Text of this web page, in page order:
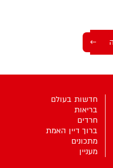
חדשות בעולם
בריאות
חרדים
ברוך דיין האמת
מתכונים
מעניין